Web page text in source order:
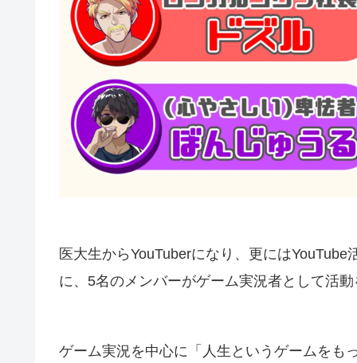
医大生からYouTuberになり、更には
に、5名のメンバーがゲーム実況者として活
ゲーム実況を中心に「人生というゲームをも